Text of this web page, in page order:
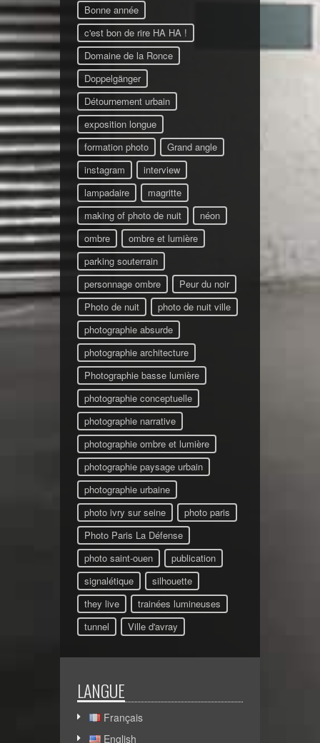
Bonne année
c'est bon de rire HA HA !
Domaine de la Ronce
Doppelgänger
Détournement urbain
exposition longue
formation photo
Grand angle
instagram
interview
lampadaire
magritte
making of photo de nuit
néon
ombre
ombre et lumière
parking souterrain
personnage ombre
Peur du noir
Photo de nuit
photo de nuit ville
photographie absurde
photographie architecture
Photographie basse lumière
photographie conceptuelle
photographie narrative
photographie ombre et lumière
photographie paysage urbain
photographie urbaine
photo ivry sur seine
photo paris
Photo Paris La Défense
photo saint-ouen
publication
signalétique
silhouette
they live
trainées lumineuses
tunnel
Ville d'avray
LANGUE
Français
English